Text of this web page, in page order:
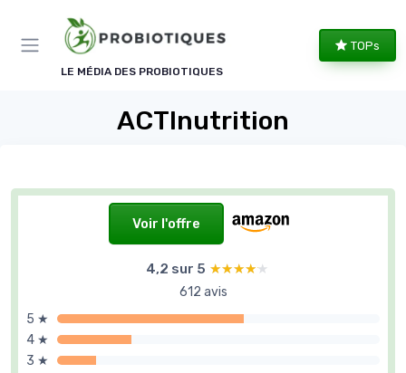
LE MÉDIA DES PROBIOTIQUES
TOPs
ACTInutrition
Voir l'offre
4,2 sur 5 ★★★★★
★★★★★
612 avis
5 ★
4 ★
3 ★